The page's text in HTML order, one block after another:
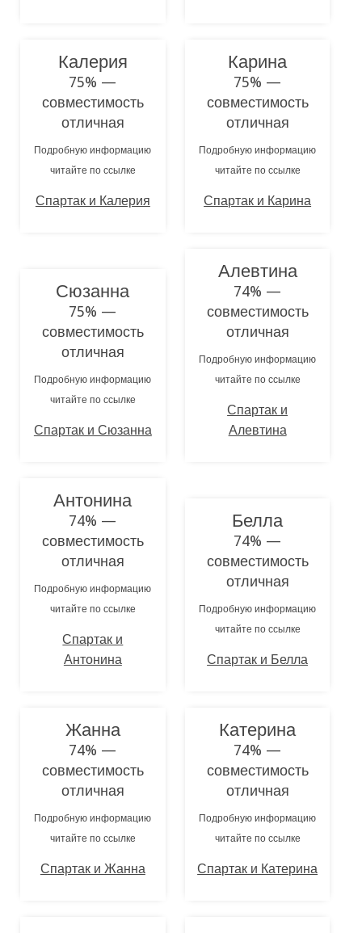
Калерия
75% —
совместимость
отличная
Подробную информацию
читайте по ссылке
Спартак и Калерия
Карина
75% —
совместимость
отличная
Подробную информацию
читайте по ссылке
Спартак и Карина
Сюзанна
75% —
совместимость
отличная
Подробную информацию
читайте по ссылке
Спартак и Сюзанна
Алевтина
74% —
совместимость
отличная
Подробную информацию
читайте по ссылке
Спартак и
Алевтина
Антонина
74% —
совместимость
отличная
Подробную информацию
читайте по ссылке
Спартак и
Антонина
Белла
74% —
совместимость
отличная
Подробную информацию
читайте по ссылке
Спартак и Белла
Жанна
74% —
совместимость
отличная
Подробную информацию
читайте по ссылке
Спартак и Жанна
Катерина
74% —
совместимость
отличная
Подробную информацию
читайте по ссылке
Спартак и Катерина